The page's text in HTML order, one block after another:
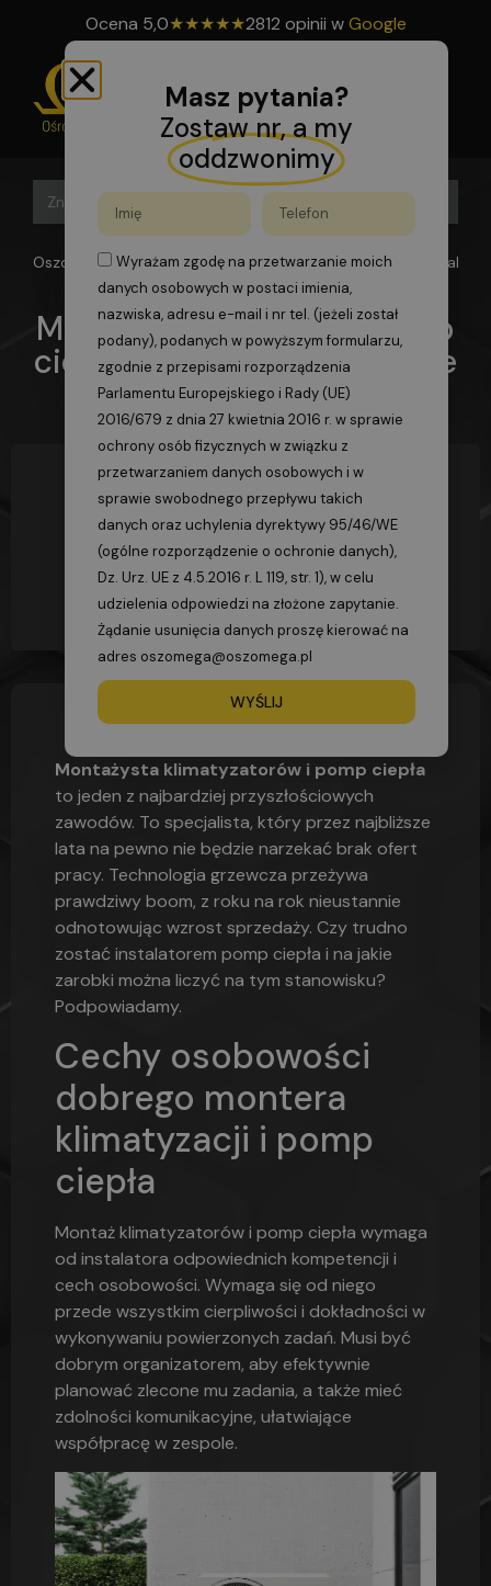
Ocena 5,0★★★★★2812 opinii wGoogle
Search
for:
Search
Oszomega>Blog>Monter klimatyzacji i pomp ciepła — jak
Monter klimatyzacji i pomp
ciepła — jak nim zostać i ile
zarabia?
Montażysta klimatyzatorów i pomp ciepła
to jeden z najbardziej przyszłościowych
zawodów. To specjalista, który przez najbliższe
lata na pewno nie będzie narzekać brak ofert
pracy. Technologia grzewcza przeżywa
prawdziwy boom, z roku na rok nieustannie
odnotowując wzrost sprzedaży. Czy trudno
zostać instalatorem pomp ciepła i na jakie
zarobki można liczyć na tym stanowisku?
Podpowiadamy.
Cechy osobowości
dobrego montera
klimatyzacji i pomp
ciepła
Montaż klimatyzatorów i pomp ciepła wymaga
od instalatora odpowiednich kompetencji i
cech osobowości. Wymaga się od niego
przede wszystkim cierpliwości i dokładności w
wykonywaniu powierzonych zadań. Musi być
dobrym organizatorem, aby efektywnie
planować zlecone mu zadania, a także mieć
zdolności komunikacyjne, ułatwiające
współpracę w zespole.
Masz pytania?
Zostaw nr, a my
oddzwonimy
Wyrażam zgodę na przetwarzanie moich
danych osobowych w postaci imienia,
nazwiska, adresu e-mail i nr tel. (jeżeli został
podany), podanych w powyższym formularzu,
zgodnie z przepisami rozporządzenia
Parlamentu Europejskiego i Rady (UE)
2016/679 z dnia 27 kwietnia 2016 r. w sprawie
ochrony osób fizycznych w związku z
przetwarzaniem danych osobowych i w
sprawie swobodnego przepływu takich
danych oraz uchylenia dyrektywy 95/46/WE
(ogólne rozporządzenie o ochronie danych),
Dz. Urz. UE z 4.5.2016 r. L 119, str. 1), w celu
udzielenia odpowiedzi na złożone zapytanie.
Żądanie usunięcia danych proszę kierować na
adres oszomega@oszomega.pl
WYŚLIJ